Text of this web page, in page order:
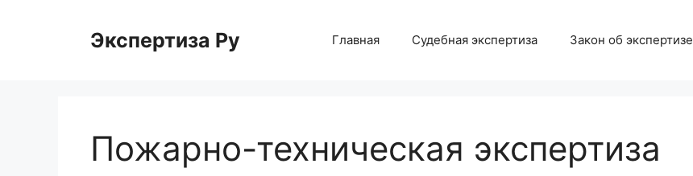
содержимомуЭкспертиза Ру Главная Судебная экспертиза Закон об экспертизе
Пожарно-техническая экспертиза